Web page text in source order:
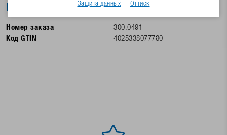
Identification number, yellow Nr. 1
Номер заказа
300.0491
Код GTIN
4025338077780
Защита данных Оттиск